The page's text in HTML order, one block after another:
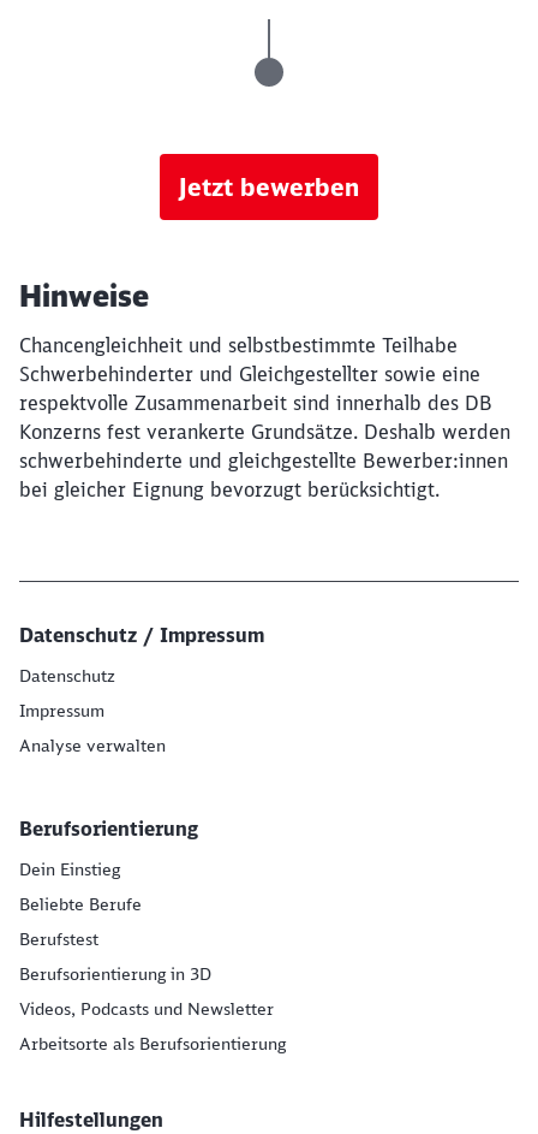
Jetzt bewerben
Hinweise
Chancengleichheit und selbstbestimmte Teilhabe
Schwerbehinderter und Gleichgestellter sowie eine
respektvolle Zusammenarbeit sind innerhalb des DB
Konzerns fest verankerte Grundsätze. Deshalb werden
schwerbehinderte und gleichgestellte Bewerber:innen
bei gleicher Eignung bevorzugt berücksichtigt.
Datenschutz / Impressum
Datenschutz
Impressum
Analyse verwalten
Berufsorientierung
Dein Einstieg
Beliebte Berufe
Berufstest
Berufsorientierung in 3D
Videos, Podcasts und Newsletter
Arbeitsorte als Berufsorientierung
Hilfestellungen